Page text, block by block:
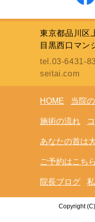
東京都品川区
目黒西口マン
tel.03-6431-
seitai.com
HOME 当院
施術の流れ
あなたの首は
ご予約はこちら
院長ブログ
Copyright